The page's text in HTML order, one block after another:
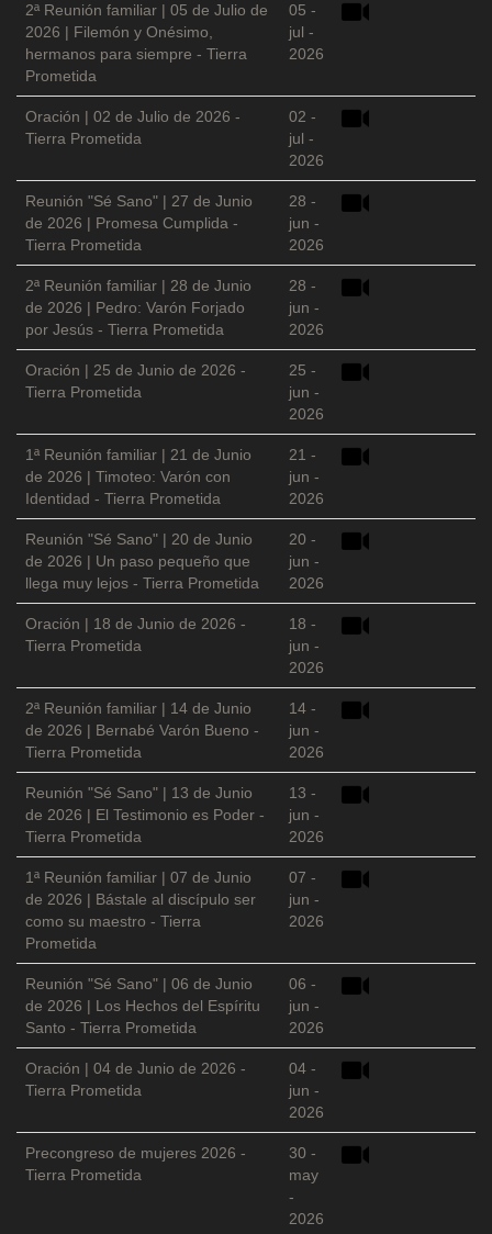
2ª Reunión familiar | 05 de Julio de
2026 | Filemón y Onésimo,
hermanos para siempre - Tierra
Prometida
05 -
jul -
2026
Oración | 02 de Julio de 2026 -
Tierra Prometida
02 -
jul -
2026
Reunión "Sé Sano" | 27 de Junio
de 2026 | Promesa Cumplida -
Tierra Prometida
28 -
jun -
2026
2ª Reunión familiar | 28 de Junio
de 2026 | Pedro: Varón Forjado
por Jesús - Tierra Prometida
28 -
jun -
2026
Oración | 25 de Junio de 2026 -
Tierra Prometida
25 -
jun -
2026
1ª Reunión familiar | 21 de Junio
de 2026 | Timoteo: Varón con
Identidad - Tierra Prometida
21 -
jun -
2026
Reunión "Sé Sano" | 20 de Junio
de 2026 | Un paso pequeño que
llega muy lejos - Tierra Prometida
20 -
jun -
2026
Oración | 18 de Junio de 2026 -
Tierra Prometida
18 -
jun -
2026
2ª Reunión familiar | 14 de Junio
de 2026 | Bernabé Varón Bueno -
Tierra Prometida
14 -
jun -
2026
Reunión "Sé Sano" | 13 de Junio
de 2026 | El Testimonio es Poder -
Tierra Prometida
13 -
jun -
2026
1ª Reunión familiar | 07 de Junio
de 2026 | Bástale al discípulo ser
como su maestro - Tierra
Prometida
07 -
jun -
2026
Reunión "Sé Sano" | 06 de Junio
de 2026 | Los Hechos del Espíritu
Santo - Tierra Prometida
06 -
jun -
2026
Oración | 04 de Junio de 2026 -
Tierra Prometida
04 -
jun -
2026
Precongreso de mujeres 2026 -
Tierra Prometida
30 -
may
-
2026